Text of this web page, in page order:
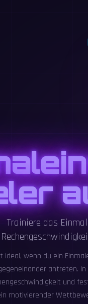
Trainiere das
ideal, wenn du ein
antreten.
und
motivierender